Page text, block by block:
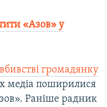
«Азов» у
громадянку
медіа поширилися
Раніше радник